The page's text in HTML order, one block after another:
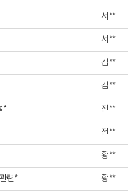
서**
서**
김**
김**
* 전**
전**
황**
련* 황**